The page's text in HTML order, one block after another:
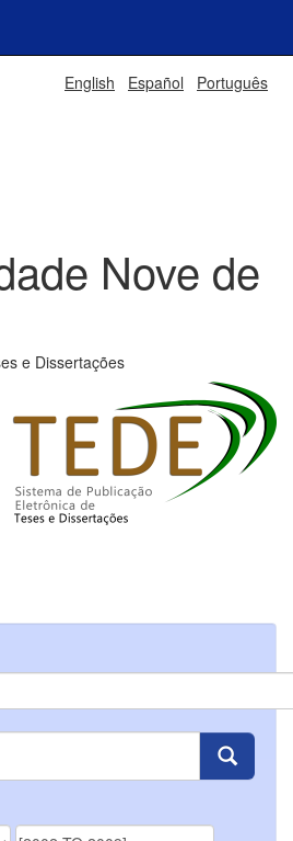
English Español Português
Nove de
e Dissertações